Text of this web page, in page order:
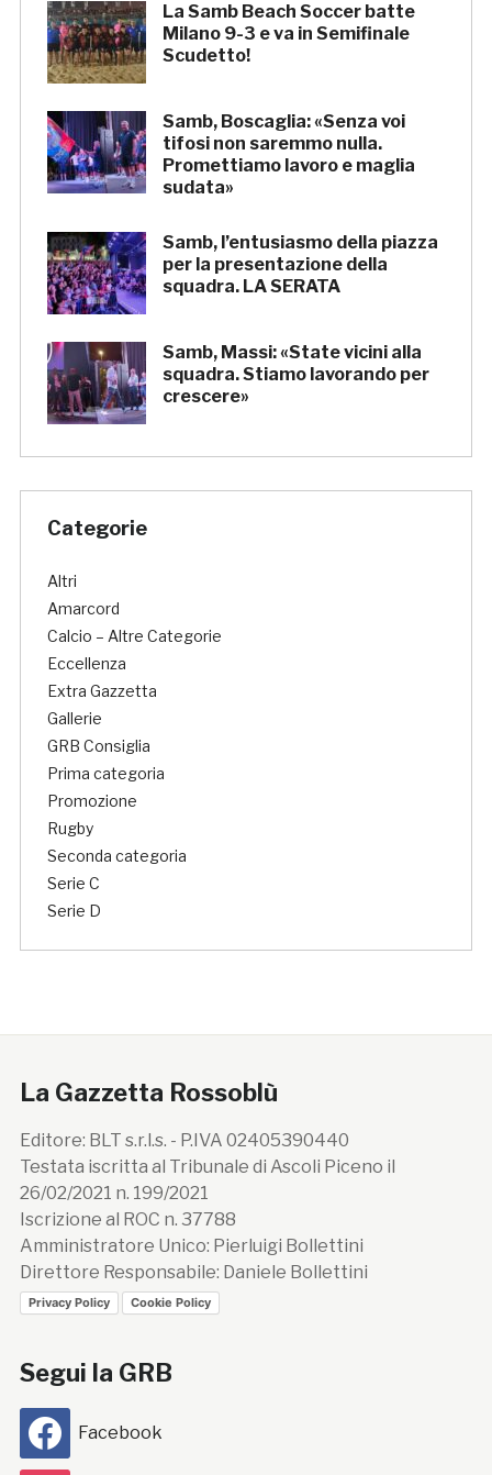
La Samb Beach Soccer batte
Milano 9-3 e va in Semifinale
Scudetto!
Samb, Boscaglia: «Senza voi
tifosi non saremmo nulla.
Promettiamo lavoro e maglia
sudata»
Samb, l’entusiasmo della piazza
per la presentazione della
squadra. LA SERATA
Samb, Massi: «State vicini alla
squadra. Stiamo lavorando per
crescere»
Categorie
Altri
Amarcord
Calcio – Altre Categorie
Eccellenza
Extra Gazzetta
Gallerie
GRB Consiglia
Prima categoria
Promozione
Rugby
Seconda categoria
Serie C
Serie D
La Gazzetta Rossoblù
Editore: BLT s.r.l.s. - P.IVA 02405390440
Testata iscritta al Tribunale di Ascoli Piceno il
26/02/2021 n. 199/2021
Iscrizione al ROC n. 37788
Amministratore Unico: Pierluigi Bollettini
Direttore Responsabile: Daniele Bollettini
Privacy Policy Cookie Policy
Segui la GRB
Facebook